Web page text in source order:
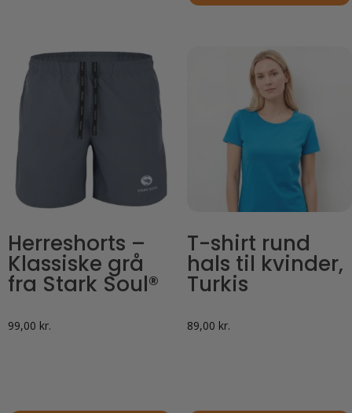
Mulighederne
Herreshorts –
Klassiske grå
fra Stark Soul®
99,00 kr.
T-shirt rund
hals til kvinder,
Turkis
89,00 kr.